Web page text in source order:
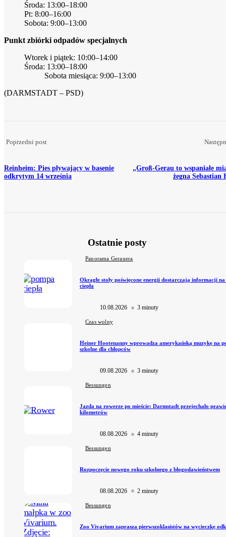
Środa: 13:00–18:00
Pt: 8:00–16:00
Sobota: 9:00–13:00
Punkt zbiórki odpadów specjalnych
Wtorek i piątek: 10:00–14:00
Środa: 13:00–18:00
Sobota miesiąca: 9:00–13:00
(DARMSTADT – PSD)
Poprzedni post
Reinheim: Pies pływający w basenie
odkrytym 14 września
„Groß-Gerau to wspaniałe
żegna Sebastian
Ostatnie posty
Panorama Gerauera
Okrągłe stoły poświęcone energii dostarczają informacji
ciepła
10.08.2026 3 minuty
Czas wolny
Heiner Hootenanny wprowadza amerykańską muzykę na
szkolne dla chłopców
09.08.2026 3 minuty
Bessungen
Jazda na rowerze po mieście: Darmstadt przejechało
kilometrów
08.08.2026 4 minuty
Bessungen
Rozpoczęcie nowego roku szkolnego z błogosławieństwem
08.08.2026 2 minuty
Bessungen
Zoo Vivarium zaprasza pierwszoklasistów na wycieczkę